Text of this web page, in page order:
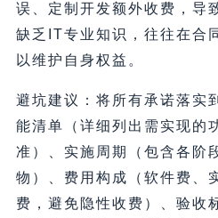
误、定制开发额外收费，导
缺乏IT专业知识，往往在合
以维护自身权益。
避坑建议：将所有承诺落实
能清单（详细列出需实现的
准）、实施周期（包含各阶
物）、费用构成（软件费、
费，避免隐性收费）、验收